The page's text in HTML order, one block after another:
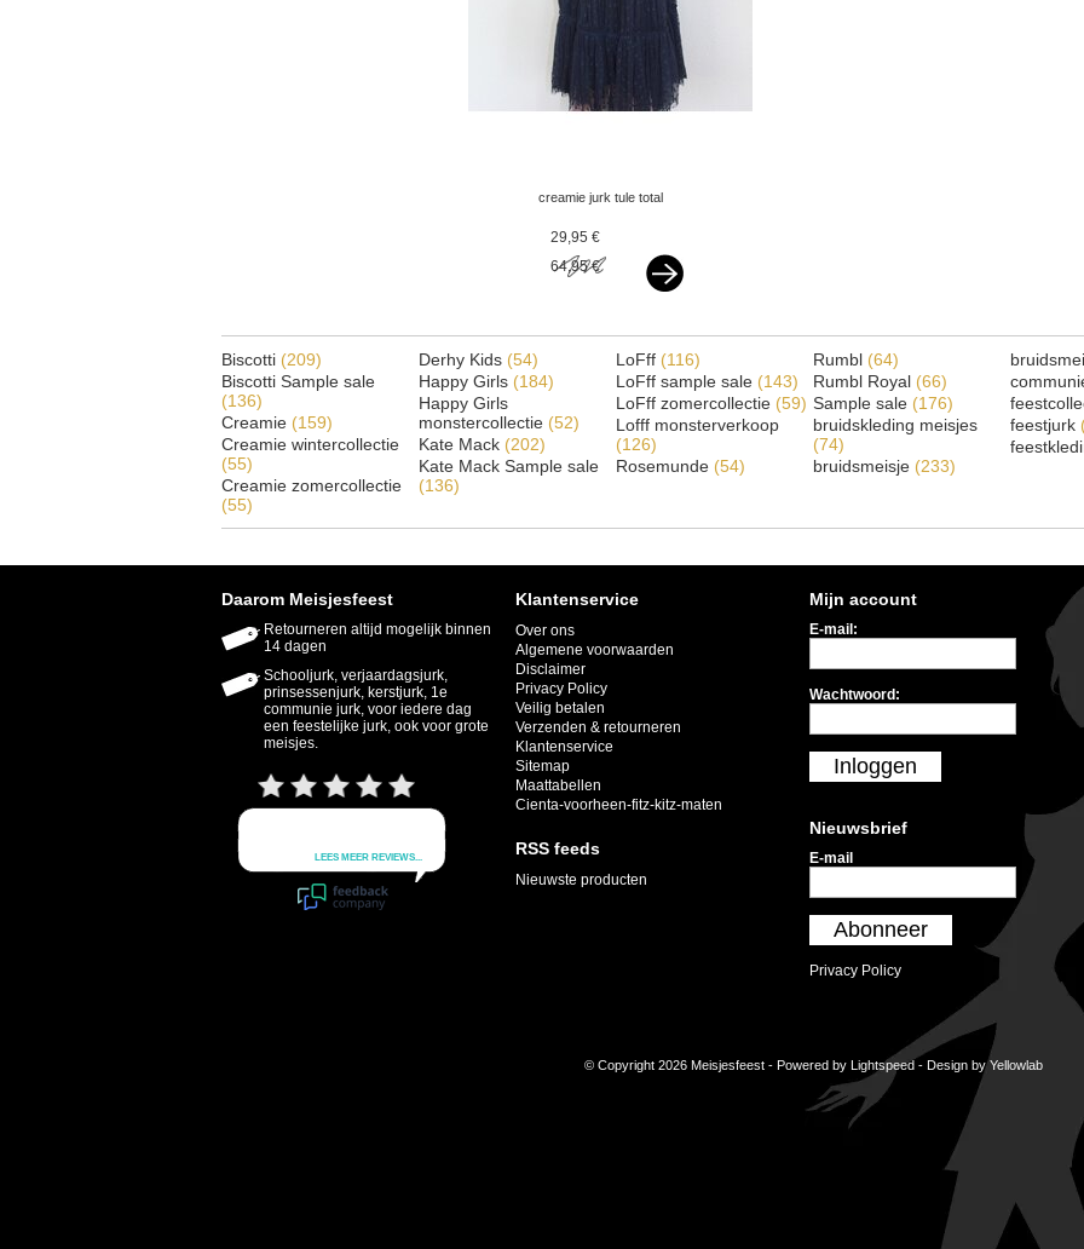
creamie jurk tule total
29,95 €
64,95 €
Biscotti (209)
Biscotti Sample sale
(136)
Creamie (159)
Creamie wintercollectie
(55)
Creamie zomercollectie
(55)
Derhy Kids (54)
Happy Girls (184)
Happy Girls
monstercollectie (52)
Kate Mack (202)
Kate Mack Sample sale
(136)
LoFff (116)
LoFff sample sale (143)
LoFff zomercollectie (59)
Lofff monsterverkoop
(126)
Rosemunde (54)
Rumbl (64)
Rumbl Royal (66)
Sample sale (176)
bruidskleding meisjes
(74)
bruidsmeisje (233)
feestjurk
Daarom Meisjesfeest
Retourneren altijd mogelijk binnen
14 dagen
Schooljurk, verjaardagsjurk,
prinsessenjurk, kerstjurk, 1e
communie jurk, voor iedere dag
een feestelijke jurk, ook voor grote
meisjes.
Klantenservice
Over ons
Algemene voorwaarden
Disclaimer
Privacy Policy
Veilig betalen
Verzenden & retourneren
Klantenservice
Sitemap
Maattabellen
Cienta-voorheen-fitz-kitz-maten
RSS feeds
Nieuwste producten
Mijn account
E-mail:
Wachtwoord:
Inloggen
Nieuwsbrief
E-mail
Abonneer
Privacy Policy
© Copyright 2026 Meisjesfeest - Powered by Lightspeed- Design byYellowlab